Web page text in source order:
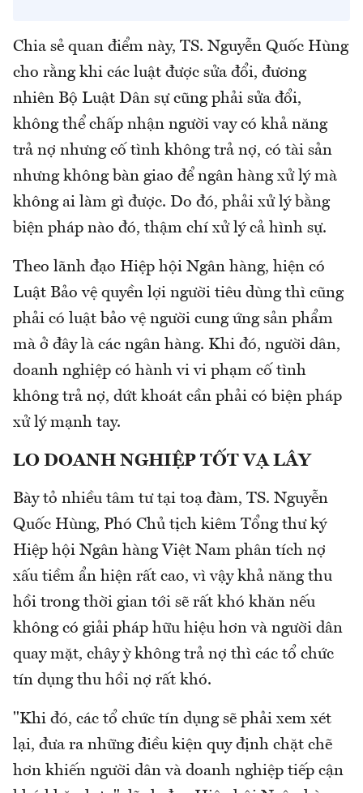
Chia sẻ quan điểm này, TS. Nguyễn Quốc Hùng
cho rằng khi các luật được sửa đổi, đương
nhiên Bộ Luật Dân sự cũng phải sửa đổi,
không thể chấp nhận người vay có khả năng
trả nợ nhưng cố tình không trả nợ, có tài sản
nhưng không bàn giao để ngân hàng xử lý mà
không ai làm gì được. Do đó, phải xử lý bằng
biện pháp nào đó, thậm chí xử lý cả hình sự.
Theo lãnh đạo Hiệp hội Ngân hàng, hiện có
Luật Bảo vệ quyền lợi người tiêu dùng thì cũng
phải có luật bảo vệ người cung ứng sản phẩm
mà ở đây là các ngân hàng. Khi đó, người dân,
doanh nghiệp có hành vi vi phạm cố tình
không trả nợ, dứt khoát cần phải có biện pháp
xử lý mạnh tay.
LO DOANH NGHIỆP TỐT VẠ LÂY
Bày tỏ nhiều tâm tư tại toạ đàm, TS. Nguyễn
Quốc Hùng, Phó Chủ tịch kiêm Tổng thư ký
Hiệp hội Ngân hàng Việt Nam phân tích nợ
xấu tiềm ẩn hiện rất cao, vì vậy khả năng thu
hồi trong thời gian tới sẽ rất khó khăn nếu
không có giải pháp hữu hiệu hơn và người dân
quay mặt, chây ỳ không trả nợ thì các tổ chức
tín dụng thu hồi nợ rất khó.
"Khi đó, các tổ chức tín dụng sẽ phải xem xét
lại, đưa ra những điều kiện quy định chặt chẽ
hơn khiến người dân và doanh nghiệp tiếp cận